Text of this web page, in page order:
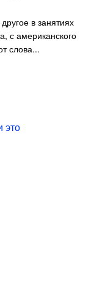
в занятиях
с американского
слова...